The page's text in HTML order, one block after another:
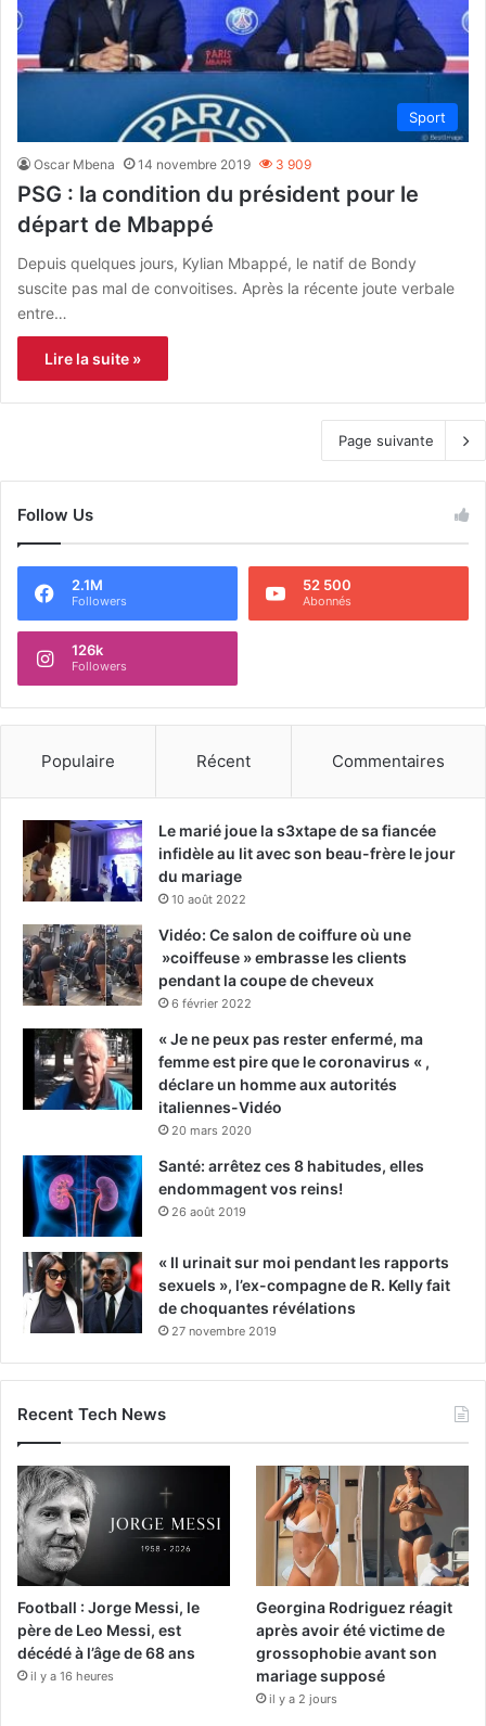
Sport
Oscar Mbena 14 novembre 2019 3 909
PSG : la condition du président pour le
départ de Mbappé
Depuis quelques jours, Kylian Mbappé, le natif de Bondy
suscite pas mal de convoitises. Après la récente joute verbale
entre…
Lire la suite »
Page suivante
Follow Us
2.1M
Followers
52 500
Abonnés
126k
Followers
Populaire Récent Commentaires
Le marié joue la s3xtape de sa fiancée
infidèle au lit avec son beau-frère le jour
du mariage
10 août 2022
Vidéo: Ce salon de coiffure où une
»coiffeuse » embrasse les clients
pendant la coupe de cheveux
6 février 2022
« Je ne peux pas rester enfermé, ma
femme est pire que le coronavirus « ,
déclare un homme aux autorités
italiennes-Vidéo
20 mars 2020
Santé: arrêtez ces 8 habitudes, elles
endommagent vos reins!
26 août 2019
« Il urinait sur moi pendant les rapports
sexuels », l’ex-compagne de R. Kelly fait
de choquantes révélations
27 novembre 2019
Recent Tech News
Football : Jorge Messi, le
père de Leo Messi, est
décédé à l’âge de 68 ans
il y a 16 heures
Georgina Rodriguez réagit
après avoir été victime de
grossophobie avant son
mariage supposé
il y a 2 jours